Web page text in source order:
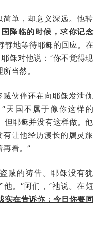
单，却意义深远。他转
降临的时候，求你记念
静地等待耶稣的回应。在
稣对他说：“你不觉得现
当然。
伙伴还在向耶稣发泄仇
天国不属于像你这样的
但耶稣并没有这样做。他
让他经历漫长的属灵旅
再看。”
贼的祷告。耶稣没有犹
。“阿们，”祂说。在短
实在告诉你：今日你要同